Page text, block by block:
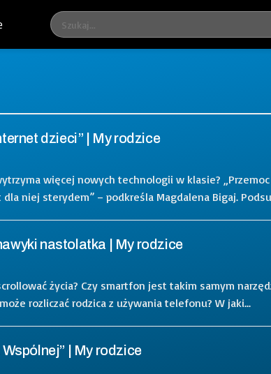
dzieci” | My rodzice
więcej nowych technologii w klasie?
niej sterydem” – podkreśla Magdalena Bigaj.
nastolatka | My rodzice
życia? Czy smartfon jest takim samym
rozliczać rodzica z używania telefonu? W jaki...
Wspólnej” | My rodzice